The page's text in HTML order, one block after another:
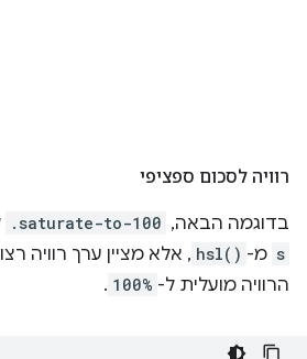
רוויה לסכום ספציפי
בדוגמה הבאה, .saturate-to-100
s מ- hsl() , אלא מציין ערך רוויה
הרוויה מועלית ל- 100%
.